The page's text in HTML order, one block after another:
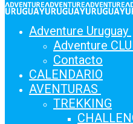
Adventure Uruguay
Adventure
Contacto
CALENDARIO
AVENTURAS
TREKKING